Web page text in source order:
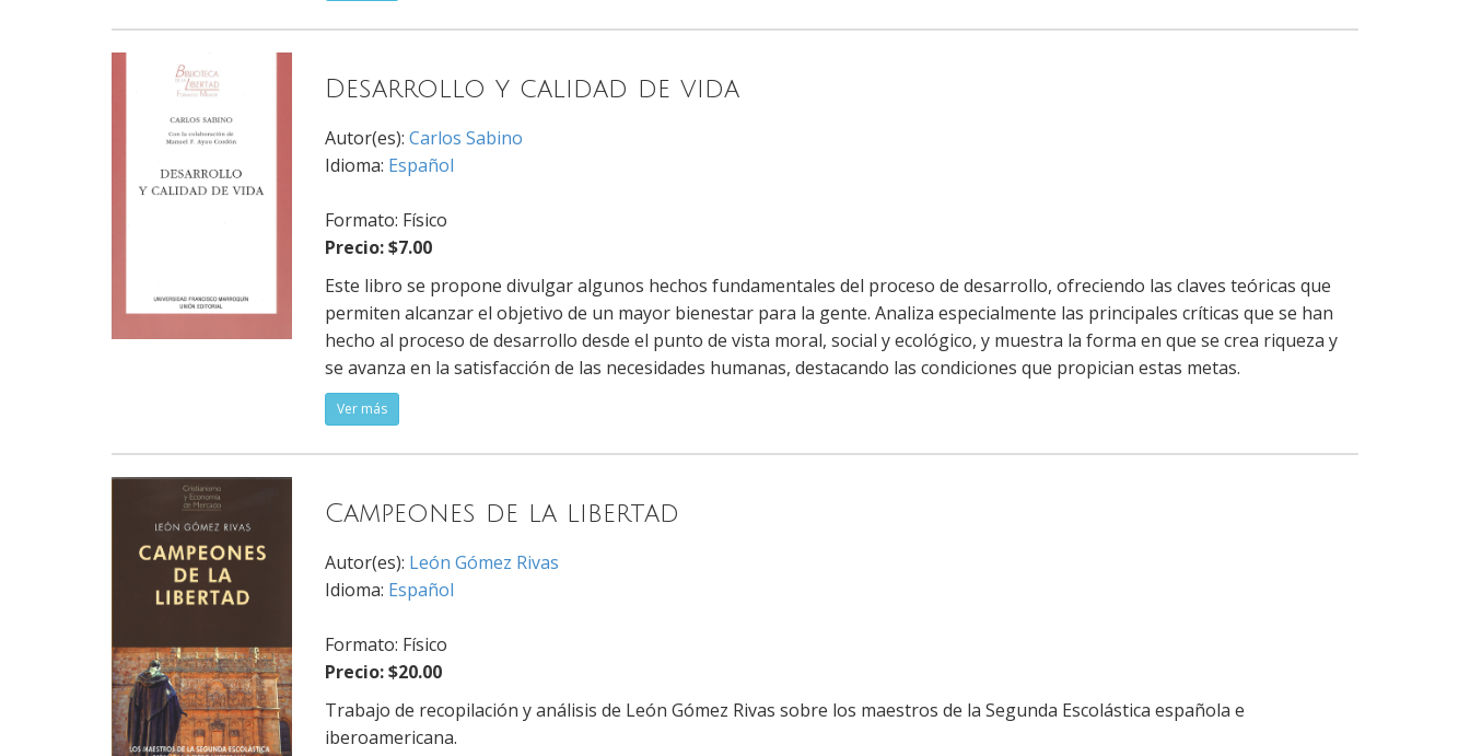
Desarrollo y calidad de vida
Autor(es): Carlos Sabino
Idioma: Español
Formato: Físico
Precio: $7.00
Este libro se propone divulgar algunos hechos fundamentales del proceso de desarrollo, ofreciendo las claves teóricas que
permiten alcanzar el objetivo de un mayor bienestar para la gente. Analiza especialmente las principales críticas que se han
hecho al proceso de desarrollo desde el punto de vista moral, social y ecológico, y muestra la forma en que se crea riqueza y
se avanza en la satisfacción de las necesidades humanas, destacando las condiciones que propician estas metas.
Ver más
Campeones de la libertad
Autor(es): León Gómez Rivas
Idioma: Español
Formato: Físico
Precio: $20.00
Trabajo de recopilación y análisis de León Gómez Rivas sobre los maestros de la Segunda Escolástica española e
iberoamericana.